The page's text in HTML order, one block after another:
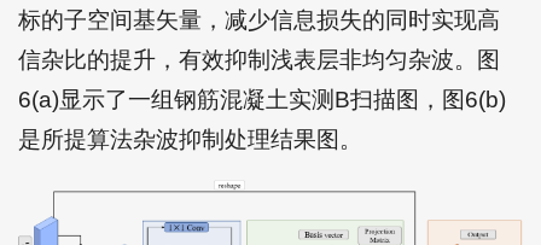
标的子空间基矢量，减少信息损失的同时实现高
信杂比的提升，有效抑制浅表层非均匀杂波。图
6(a)显示了一组钢筋混凝土实测B扫描图，图6(b)
是所提算法杂波抑制处理结果图。